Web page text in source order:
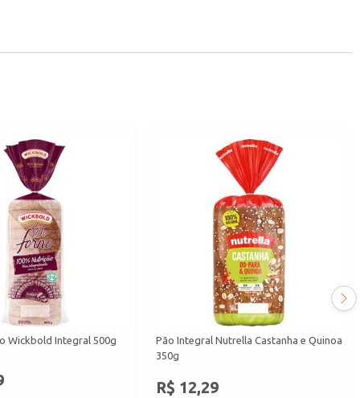
Wickbold Integral 500g
Pão Integral Nutrella Castanha e Quinoa
350g
R$ 12,29